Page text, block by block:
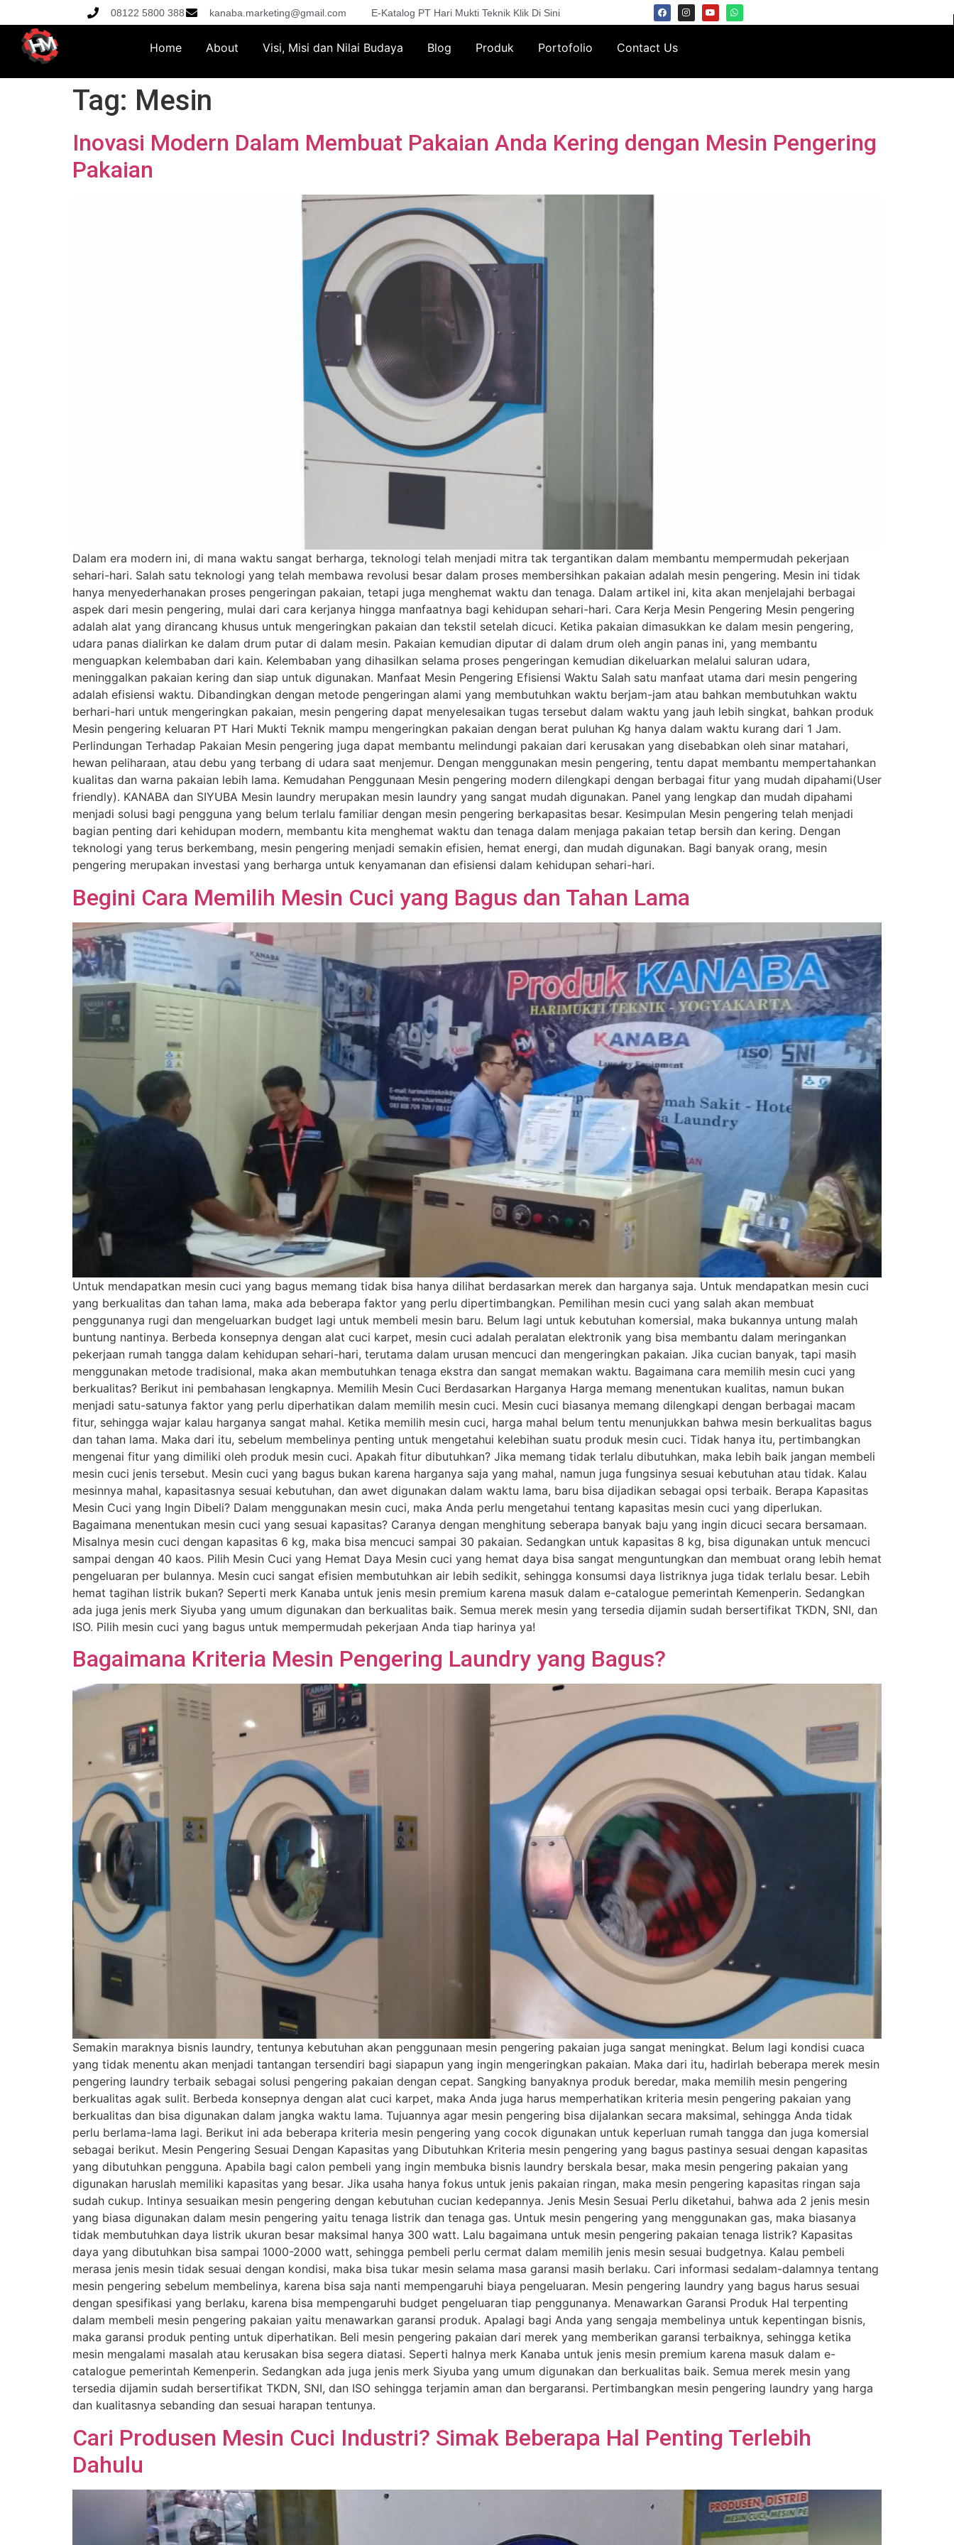
08122 5800 388 kanaba.marketing@gmail.com E-Katalog PT Hari Mukti Teknik Klik Di Sini
Home About Visi, Misi dan Nilai Budaya Blog Produk Portofolio Contact Us
Tag: Mesin
Inovasi Modern Dalam Membuat Pakaian Anda Kering dengan Mesin Pengering
Pakaian
Dalam era modern ini, di mana waktu sangat berharga, teknologi telah menjadi mitra tak tergantikan dalam membantu mempermudah pekerjaan
sehari-hari. Salah satu teknologi yang telah membawa revolusi besar dalam proses membersihkan pakaian adalah mesin pengering. Mesin ini tidak
hanya menyederhanakan proses pengeringan pakaian, tetapi juga menghemat waktu dan tenaga. Dalam artikel ini, kita akan menjelajahi berbagai
aspek dari mesin pengering, mulai dari cara kerjanya hingga manfaatnya bagi kehidupan sehari-hari. Cara Kerja Mesin Pengering Mesin pengering
adalah alat yang dirancang khusus untuk mengeringkan pakaian dan tekstil setelah dicuci. Ketika pakaian dimasukkan ke dalam mesin pengering,
udara panas dialirkan ke dalam drum putar di dalam mesin. Pakaian kemudian diputar di dalam drum oleh angin panas ini, yang membantu
menguapkan kelembaban dari kain. Kelembaban yang dihasilkan selama proses pengeringan kemudian dikeluarkan melalui saluran udara,
meninggalkan pakaian kering dan siap untuk digunakan. Manfaat Mesin Pengering Efisiensi Waktu Salah satu manfaat utama dari mesin pengering
adalah efisiensi waktu. Dibandingkan dengan metode pengeringan alami yang membutuhkan waktu berjam-jam atau bahkan membutuhkan waktu
berhari-hari untuk mengeringkan pakaian, mesin pengering dapat menyelesaikan tugas tersebut dalam waktu yang jauh lebih singkat, bahkan produk
Mesin pengering keluaran PT Hari Mukti Teknik mampu mengeringkan pakaian dengan berat puluhan Kg hanya dalam waktu kurang dari 1 Jam.
Perlindungan Terhadap Pakaian Mesin pengering juga dapat membantu melindungi pakaian dari kerusakan yang disebabkan oleh sinar matahari,
hewan peliharaan, atau debu yang terbang di udara saat menjemur. Dengan menggunakan mesin pengering, tentu dapat membantu mempertahankan
kualitas dan warna pakaian lebih lama. Kemudahan Penggunaan Mesin pengering modern dilengkapi dengan berbagai fitur yang mudah dipahami(User
friendly). KANABA dan SIYUBA Mesin laundry merupakan mesin laundry yang sangat mudah digunakan. Panel yang lengkap dan mudah dipahami
menjadi solusi bagi pengguna yang belum terlalu familiar dengan mesin pengering berkapasitas besar. Kesimpulan Mesin pengering telah menjadi
bagian penting dari kehidupan modern, membantu kita menghemat waktu dan tenaga dalam menjaga pakaian tetap bersih dan kering. Dengan
teknologi yang terus berkembang, mesin pengering menjadi semakin efisien, hemat energi, dan mudah digunakan. Bagi banyak orang, mesin
pengering merupakan investasi yang berharga untuk kenyamanan dan efisiensi dalam kehidupan sehari-hari.
Begini Cara Memilih Mesin Cuci yang Bagus dan Tahan Lama
Untuk mendapatkan mesin cuci yang bagus memang tidak bisa hanya dilihat berdasarkan merek dan harganya saja. Untuk mendapatkan mesin cuci
yang berkualitas dan tahan lama, maka ada beberapa faktor yang perlu dipertimbangkan. Pemilihan mesin cuci yang salah akan membuat
penggunanya rugi dan mengeluarkan budget lagi untuk membeli mesin baru. Belum lagi untuk kebutuhan komersial, maka bukannya untung malah
buntung nantinya. Berbeda konsepnya dengan alat cuci karpet, mesin cuci adalah peralatan elektronik yang bisa membantu dalam meringankan
pekerjaan rumah tangga dalam kehidupan sehari-hari, terutama dalam urusan mencuci dan mengeringkan pakaian. Jika cucian banyak, tapi masih
menggunakan metode tradisional, maka akan membutuhkan tenaga ekstra dan sangat memakan waktu. Bagaimana cara memilih mesin cuci yang
berkualitas? Berikut ini pembahasan lengkapnya. Memilih Mesin Cuci Berdasarkan Harganya Harga memang menentukan kualitas, namun bukan
menjadi satu-satunya faktor yang perlu diperhatikan dalam memilih mesin cuci. Mesin cuci biasanya memang dilengkapi dengan berbagai macam
fitur, sehingga wajar kalau harganya sangat mahal. Ketika memilih mesin cuci, harga mahal belum tentu menunjukkan bahwa mesin berkualitas bagus
dan tahan lama. Maka dari itu, sebelum membelinya penting untuk mengetahui kelebihan suatu produk mesin cuci. Tidak hanya itu, pertimbangkan
mengenai fitur yang dimiliki oleh produk mesin cuci. Apakah fitur dibutuhkan? Jika memang tidak terlalu dibutuhkan, maka lebih baik jangan membeli
mesin cuci jenis tersebut. Mesin cuci yang bagus bukan karena harganya saja yang mahal, namun juga fungsinya sesuai kebutuhan atau tidak. Kalau
mesinnya mahal, kapasitasnya sesuai kebutuhan, dan awet digunakan dalam waktu lama, baru bisa dijadikan sebagai opsi terbaik. Berapa Kapasitas
Mesin Cuci yang Ingin Dibeli? Dalam menggunakan mesin cuci, maka Anda perlu mengetahui tentang kapasitas mesin cuci yang diperlukan.
Bagaimana menentukan mesin cuci yang sesuai kapasitas? Caranya dengan menghitung seberapa banyak baju yang ingin dicuci secara bersamaan.
Misalnya mesin cuci dengan kapasitas 6 kg, maka bisa mencuci sampai 30 pakaian. Sedangkan untuk kapasitas 8 kg, bisa digunakan untuk mencuci
sampai dengan 40 kaos. Pilih Mesin Cuci yang Hemat Daya Mesin cuci yang hemat daya bisa sangat menguntungkan dan membuat orang lebih hemat
pengeluaran per bulannya. Mesin cuci sangat efisien membutuhkan air lebih sedikit, sehingga konsumsi daya listriknya juga tidak terlalu besar. Lebih
hemat tagihan listrik bukan? Seperti merk Kanaba untuk jenis mesin premium karena masuk dalam e-catalogue pemerintah Kemenperin. Sedangkan
ada juga jenis merk Siyuba yang umum digunakan dan berkualitas baik. Semua merek mesin yang tersedia dijamin sudah bersertifikat TKDN, SNI, dan
ISO. Pilih mesin cuci yang bagus untuk mempermudah pekerjaan Anda tiap harinya ya!
Bagaimana Kriteria Mesin Pengering Laundry yang Bagus?
Semakin maraknya bisnis laundry, tentunya kebutuhan akan penggunaan mesin pengering pakaian juga sangat meningkat. Belum lagi kondisi cuaca
yang tidak menentu akan menjadi tantangan tersendiri bagi siapapun yang ingin mengeringkan pakaian. Maka dari itu, hadirlah beberapa merek mesin
pengering laundry terbaik sebagai solusi pengering pakaian dengan cepat. Sangking banyaknya produk beredar, maka memilih mesin pengering
berkualitas agak sulit. Berbeda konsepnya dengan alat cuci karpet, maka Anda juga harus memperhatikan kriteria mesin pengering pakaian yang
berkualitas dan bisa digunakan dalam jangka waktu lama. Tujuannya agar mesin pengering bisa dijalankan secara maksimal, sehingga Anda tidak
perlu berlama-lama lagi. Berikut ini ada beberapa kriteria mesin pengering yang cocok digunakan untuk keperluan rumah tangga dan juga komersial
sebagai berikut. Mesin Pengering Sesuai Dengan Kapasitas yang Dibutuhkan Kriteria mesin pengering yang bagus pastinya sesuai dengan kapasitas
yang dibutuhkan pengguna. Apabila bagi calon pembeli yang ingin membuka bisnis laundry berskala besar, maka mesin pengering pakaian yang
digunakan haruslah memiliki kapasitas yang besar. Jika usaha hanya fokus untuk jenis pakaian ringan, maka mesin pengering kapasitas ringan saja
sudah cukup. Intinya sesuaikan mesin pengering dengan kebutuhan cucian kedepannya. Jenis Mesin Sesuai Perlu diketahui, bahwa ada 2 jenis mesin
yang biasa digunakan dalam mesin pengering yaitu tenaga listrik dan tenaga gas. Untuk mesin pengering yang menggunakan gas, maka biasanya
tidak membutuhkan daya listrik ukuran besar maksimal hanya 300 watt. Lalu bagaimana untuk mesin pengering pakaian tenaga listrik? Kapasitas
daya yang dibutuhkan bisa sampai 1000-2000 watt, sehingga pembeli perlu cermat dalam memilih jenis mesin sesuai budgetnya. Kalau pembeli
merasa jenis mesin tidak sesuai dengan kondisi, maka bisa tukar mesin selama masa garansi masih berlaku. Cari informasi sedalam-dalamnya tentang
mesin pengering sebelum membelinya, karena bisa saja nanti mempengaruhi biaya pengeluaran. Mesin pengering laundry yang bagus harus sesuai
dengan spesifikasi yang berlaku, karena bisa mempengaruhi budget pengeluaran tiap penggunanya. Menawarkan Garansi Produk Hal terpenting
dalam membeli mesin pengering pakaian yaitu menawarkan garansi produk. Apalagi bagi Anda yang sengaja membelinya untuk kepentingan bisnis,
maka garansi produk penting untuk diperhatikan. Beli mesin pengering pakaian dari merek yang memberikan garansi terbaiknya, sehingga ketika
mesin mengalami masalah atau kerusakan bisa segera diatasi. Seperti halnya merk Kanaba untuk jenis mesin premium karena masuk dalam e-
catalogue pemerintah Kemenperin. Sedangkan ada juga jenis merk Siyuba yang umum digunakan dan berkualitas baik. Semua merek mesin yang
tersedia dijamin sudah bersertifikat TKDN, SNI, dan ISO sehingga terjamin aman dan bergaransi. Pertimbangkan mesin pengering laundry yang harga
dan kualitasnya sebanding dan sesuai harapan tentunya.
Cari Produsen Mesin Cuci Industri? Simak Beberapa Hal Penting Terlebih
Dahulu